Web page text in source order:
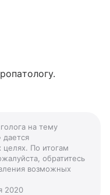
на тему
дается
целях. По итогам
обратитесь
возможных
2020